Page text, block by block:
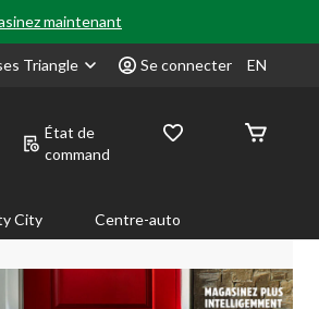
maintenant
Triangle Se connecter EN
État de
command
City Centre-auto